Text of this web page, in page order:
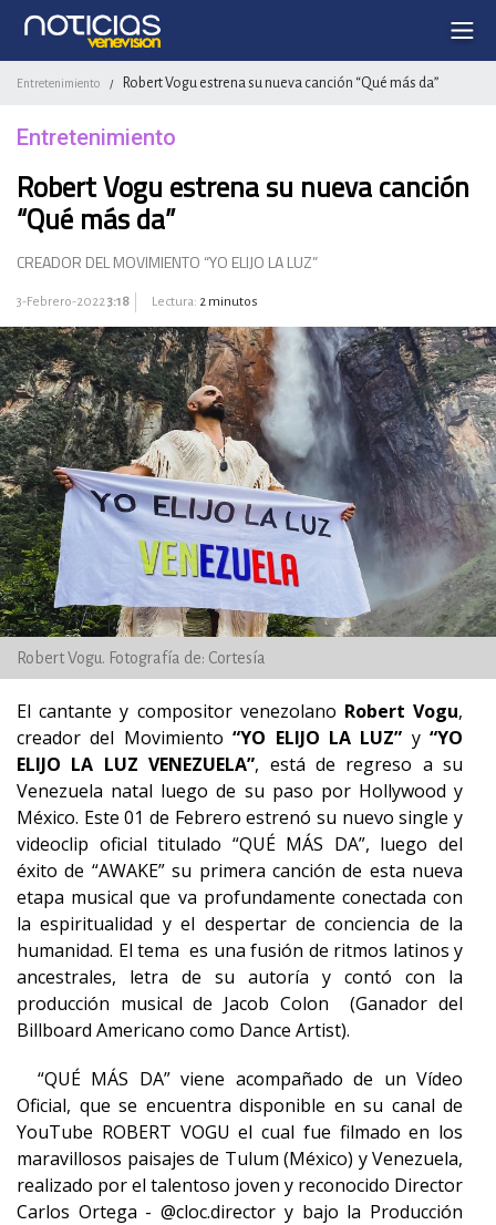
Entretenimiento / Robert Vogu estrena su nueva canción “Qué más da”
Entretenimiento
Robert Vogu estrena su nueva canción
“Qué más da”
CREADOR DEL MOVIMIENTO “YO ELIJO LA LUZ”
3-Febrero-20223:18 Lectura: 2 minutos
Robert Vogu. Fotografía de: Cortesía
El cantante y compositor venezolano Robert Vogu,
creador del Movimiento“YO ELIJO LA LUZ” y “YO
ELIJO LA LUZ VENEZUELA”, está de regreso a su
Venezuela natal luego de su paso por Hollywood y
México. Este 01 de Febrero estrenó su nuevo single y
videoclip oficial titulado “QUÉ MÁS DA”, luego del
éxito de “AWAKE” su primera canción de esta nueva
etapa musical que va profundamente conectada con
la espiritualidad y el despertar de conciencia de la
humanidad. El tema es una fusión de ritmos latinos y
ancestrales, letra de su autoría y contó con la
producción musical de Jacob Colon (Ganador del
Billboard Americano como Dance Artist).
“QUÉ MÁS DA” viene acompañado de un Vídeo
Oficial, que se encuentra disponible en su canal de
YouTube ROBERT VOGU el cual fue filmado en los
maravillosos paisajes de Tulum (México) y Venezuela,
realizado por el talentoso joven y reconocido Director
Carlos Ortega - @cloc.director y bajo la Producción